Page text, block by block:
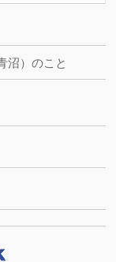
）のこと